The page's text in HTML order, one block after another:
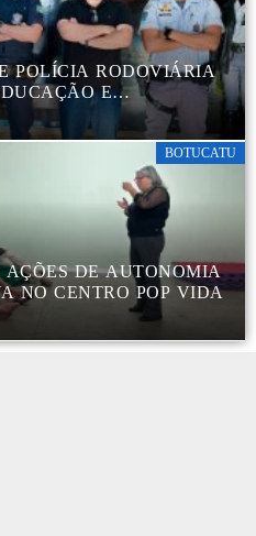
POLÍCIA RODOVIÁRIA
E
BOTUCATU
AÇÕES DE AUTONOMIA
NO CENTRO POP VIDA